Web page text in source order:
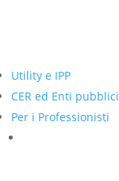
Utility e IPP
CER ed Enti pubblici
Per i Professionisti